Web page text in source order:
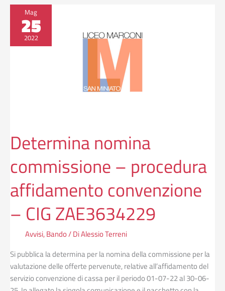
Mag
25
2022
Determina nomina
commissione – procedura
affidamento convenzione
– CIG ZAE3634229
Avvisi,Bando/ DiAlessio Terreni
Si pubblica la determina per la nomina della commissione per la
valutazione delle offerte pervenute, relative all’affidamento del
servizio convenzione di cassa per il periodo 01-07-22 al 30-06-
Determina
nomina
commissione
–